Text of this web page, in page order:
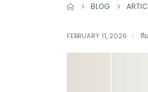
BLOG
FEBRUARY 11, 2026 ที